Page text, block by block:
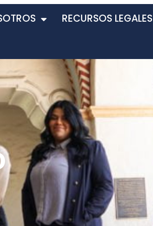
RECURSOS LEGALES